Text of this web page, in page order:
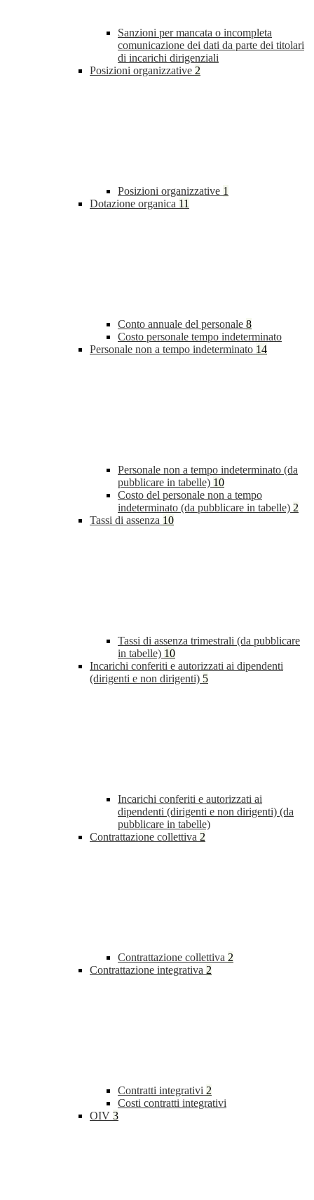
Sanzioni per mancata o incompleta
comunicazione dei dati da parte dei titolari
di incarichi dirigenziali
Posizioni organizzative 2
Posizioni organizzative 1
Dotazione organica 11
Conto annuale del personale 8
Costo personale tempo indeterminato
Personale non a tempo indeterminato 14
Personale non a tempo indeterminato (da
pubblicare in tabelle) 10
Costo del personale non a tempo
indeterminato (da pubblicare in tabelle) 2
Tassi di assenza 10
Tassi di assenza trimestrali (da pubblicare
in tabelle) 10
Incarichi conferiti e autorizzati ai dipendenti
(dirigenti e non dirigenti) 5
Incarichi conferiti e autorizzati ai
dipendenti (dirigenti e non dirigenti) (da
pubblicare in tabelle)
Contrattazione collettiva 2
Contrattazione collettiva 2
Contrattazione integrativa 2
Contratti integrativi 2
Costi contratti integrativi
OIV 3